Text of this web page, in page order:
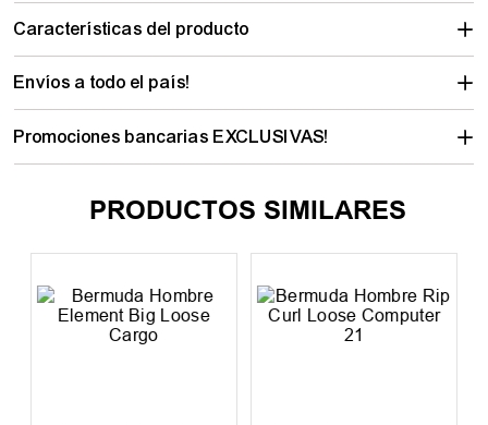
Características del producto
Envíos a todo el país!
Promociones bancarias EXCLUSIVAS!
PRODUCTOS SIMILARES